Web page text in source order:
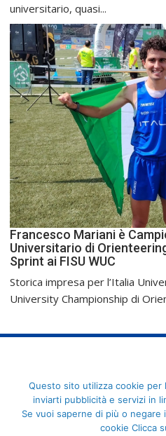
universitario, quasi...
Francesco Mariani è
Universitario di
Sprint ai FISU WUC
Storica impresa per l’Italia
University Championship di
FederCUSI: Federazione
Angelo Brofferio, 7 - 00195
Questo sito utilizza cookie
inviarti pubblicità e servizi in
Se vuoi saperne di più o
cookie Clicca